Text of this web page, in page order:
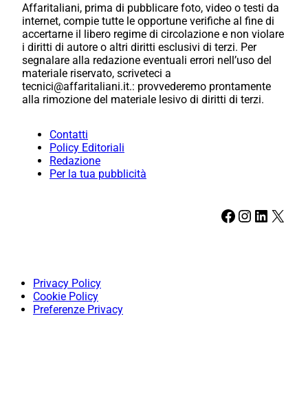
Affaritaliani, prima di pubblicare foto, video o testi da
internet, compie tutte le opportune verifiche al fine di
accertarne il libero regime di circolazione e non violare
i diritti di autore o altri diritti esclusivi di terzi. Per
segnalare alla redazione eventuali errori nell’uso del
materiale riservato, scriveteci a
tecnici@affaritaliani.it.: provvederemo prontamente
alla rimozione del materiale lesivo di diritti di terzi.
Contatti
Policy Editoriali
Redazione
Per la tua pubblicità
Facebook Instagram LinkedIn X
Privacy Policy
Cookie Policy
Preferenze Privacy